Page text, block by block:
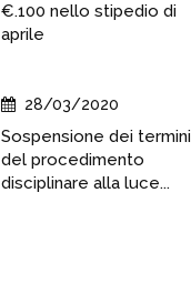
€.100 nello stipedio di
aprile
28/03/2020
Sospensione dei termini
del procedimento
disciplinare alla luce...